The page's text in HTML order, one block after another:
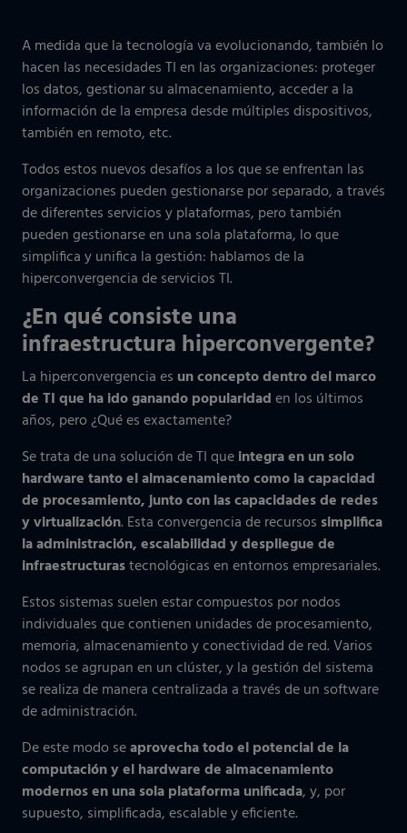
A medida que la tecnología va evolucionando, también lo
hacen las necesidades TI en las organizaciones: proteger
los datos, gestionar su almacenamiento, acceder a la
información de la empresa desde múltiples dispositivos,
también en remoto, etc.
Todos estos nuevos desafíos a los que se enfrentan las
organizaciones pueden gestionarse por separado, a través
de diferentes servicios y plataformas, pero también
pueden gestionarse en una sola plataforma, lo que
simplifica y unifica la gestión: hablamos de la
hiperconvergencia de servicios TI.
¿En qué consiste una
infraestructura hiperconvergente?
La hiperconvergencia es un concepto dentro del marco
de TI que ha ido ganando popularidaden los últimos
años, pero ¿Qué es exactamente?
Se trata de una solución de TI queintegra en un solo
hardware tanto el almacenamiento como la capacidad
de procesamiento, junto con las capacidades de redes
y virtualización. Esta convergencia de recursos simplifica
la administración, escalabilidad y despliegue de
infraestructurastecnológicas en entornos empresariales.
Estos sistemas suelen estar compuestos por nodos
individuales que contienen unidades de procesamiento,
memoria, almacenamiento y conectividad de red. Varios
nodos se agrupan en un clúster, y la gestión del sistema
se realiza de manera centralizada a través de un software
de administración.
De este modo seaprovecha todo el potencial de la
computación y el hardware de almacenamiento
modernos en una sola plataforma unificada, y, por
supuesto, simplificada, escalable y eficiente.